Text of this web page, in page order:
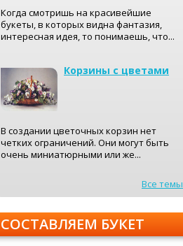
Когда смотришь на красивейшие
букеты, в которых видна фантазия,
интересная идея, то понимаешь, что...
Корзины с цветами
В создании цветочных корзин нет
четких ограничений. Они могут быть
очень миниатюрными или же...
Все темы
СОСТАВЛЯЕМ БУКЕТ